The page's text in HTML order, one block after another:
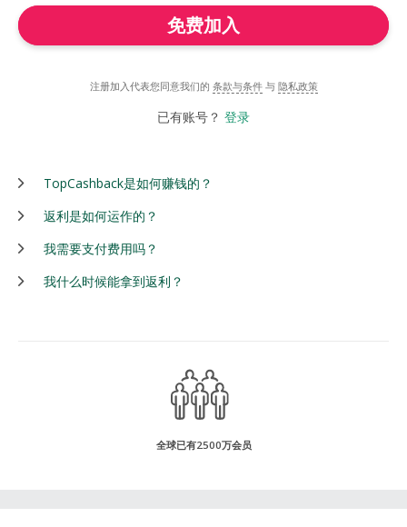
免费加入
注册加入代表您同意我们的 条款与条件 与 隐私政策
已有账号？ 登录
TopCashback是如何赚钱的？
返利是如何运作的？
我需要支付费用吗？
我什么时候能拿到返利？
全球已有2500万会员